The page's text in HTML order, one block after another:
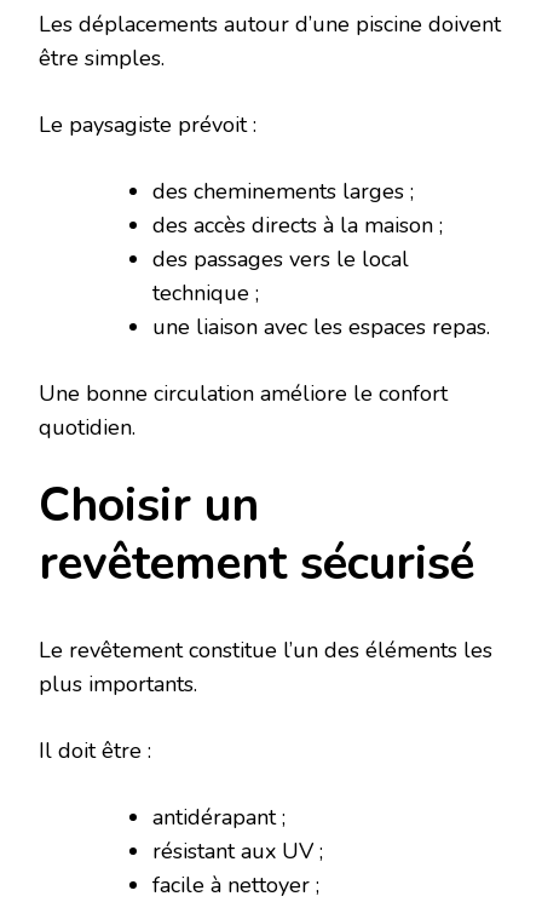
Les déplacements autour d’une piscine doivent
être simples.
Le paysagiste prévoit :
des cheminements larges ;
des accès directs à la maison ;
des passages vers le local
technique ;
une liaison avec les espaces repas.
Une bonne circulation améliore le confort
quotidien.
Choisir un
revêtement sécurisé
Le revêtement constitue l’un des éléments les
plus importants.
Il doit être :
antidérapant ;
résistant aux UV ;
facile à nettoyer ;